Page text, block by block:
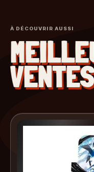
À DÉCOUVRIR AUSSI
VENTES